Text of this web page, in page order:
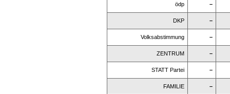
ödp –
DKP –
Volksabstimmung –
ZENTRUM –
STATT Partei –
FAMILIE –